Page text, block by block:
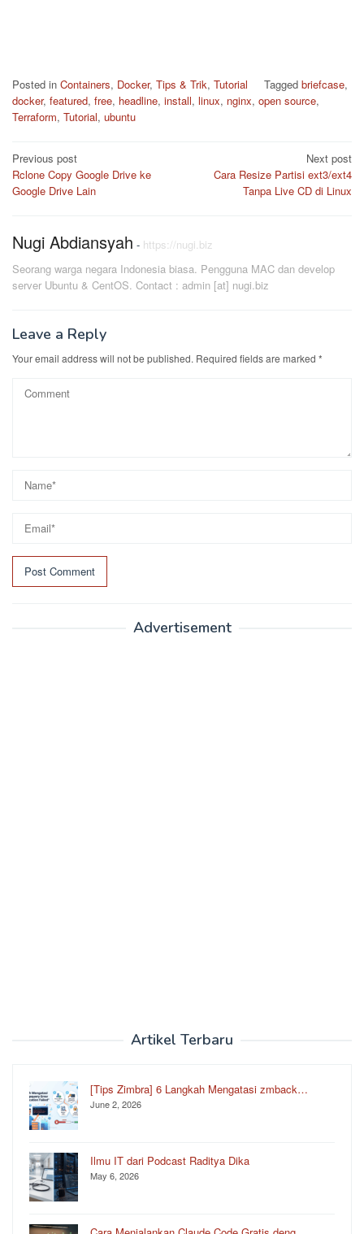
Posted in Containers, Docker, Tips & Trik, Tutorial Tagged briefcase,
docker, featured, free, headline, install, linux, nginx, open source,
Terraform, Tutorial, ubuntu
Post
navigation
Previous post
Rclone Copy Google Drive ke
Google Drive Lain
Next post
Cara Resize Partisi ext3/ext4
Tanpa Live CD di Linux
Nugi Abdiansyah - https://nugi.biz
Seorang warga negara Indonesia biasa. Pengguna MAC dan develop
server Ubuntu & CentOS. Contact : admin [at] nugi.biz
Leave a Reply
Your email address will not be published. Required fields are marked *
Advertisement
Artikel Terbaru
[Tips Zimbra] 6 Langkah Mengatasi zmback…
June 2, 2026
Ilmu IT dari Podcast Raditya Dika
May 6, 2026